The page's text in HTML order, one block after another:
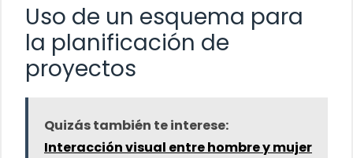
Uso de un esquema para
la planificación de
proyectos
Quizás también te interese:
Interacción visual entre hombre y mujer